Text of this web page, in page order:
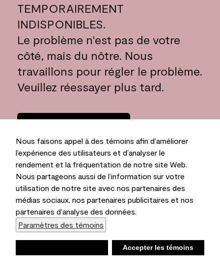
Nous faisons appel à des témoins afin d’améliorer
l’expérience des utilisateurs et d’analyser le
rendement et la fréquentation de notre site Web.
Nous partageons aussi de l’information sur votre
utilisation de notre site avec nos partenaires des
médias sociaux, nos partenaires publicitaires et nos
partenaires d’analyse des données.
Paramètres des témoins
Accepter les témoins
TEMPORAIREMENT
INDISPONIBLES.
Le problème n'est pas de votre
côté, mais du nôtre. Nous
travaillons pour régler le problème.
Veuillez réessayer plus tard.
maison